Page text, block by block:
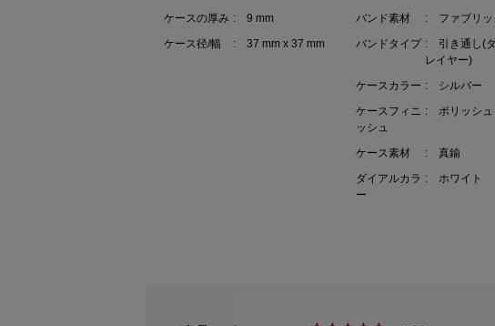
ケースの厚み : 9 mm
ケース径/幅
: 37 mm x 37 mm
バンド素材
: ファブリッ
バンドタイプ : 引き通し(
レイヤー)
ケースカラー : シルバー
ケースフィニ
ッシュ
: ポリッシュ
ケース素材
: 真鍮
ダイアルカラ
ー
: ホワイト